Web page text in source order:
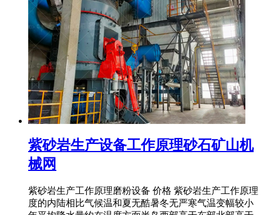
紫砂岩生产设备工作原理砂石矿山机
械网
紫砂岩生产工作原理磨粉设备 价格 紫砂岩生产工作原理
度的内陆相比气候温和夏无酷暑冬无严寒气温变幅较小